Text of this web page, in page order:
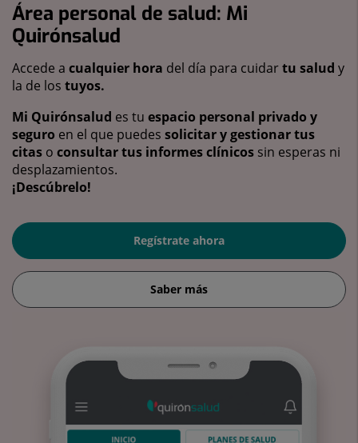
Área personal de salud: Mi
Quirónsalud
Accede a cualquier hora del día para cuidartu salud y
la de los tuyos.
Mi Quirónsalud es tu espacio personal privado y
seguro en el que puedes solicitar y gestionar tus
citas o consultar tus informes clínicos sin esperas ni
desplazamientos.
¡Descúbrelo!
Regístrate ahora
Saber más